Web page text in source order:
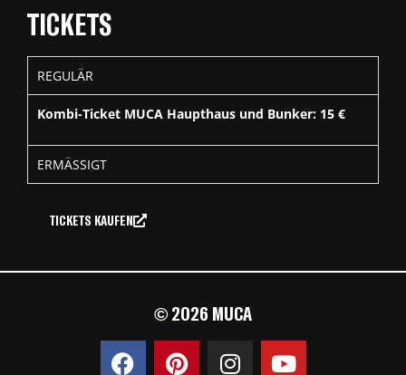
TICKETS
REGULÄR
Kombi-Ticket MUCA Haupthaus und Bunker: 15 €
ERMÄSSIGT
TICKETS KAUFEN
© 2026 MUCA